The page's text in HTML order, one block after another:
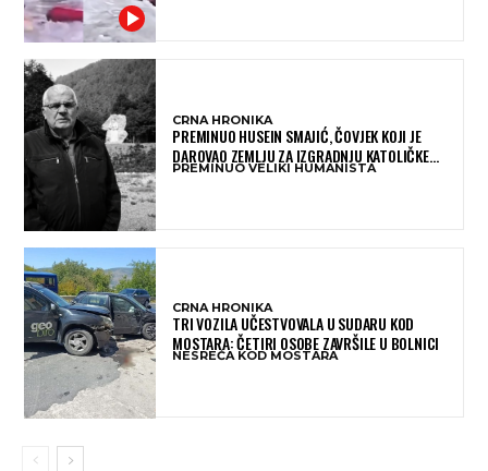
CRNA HRONIKA
PREMINUO HUSEIN SMAJIĆ, ČOVJEK KOJI JE
DAROVAO ZEMLJU ZA IZGRADNJU KATOLIČKE
CRKVE U BUGOJNU
PREMINUO VELIKI HUMANISTA
CRNA HRONIKA
TRI VOZILA UČESTVOVALA U SUDARU KOD
MOSTARA: ČETIRI OSOBE ZAVRŠILE U BOLNICI
NESREĆA KOD MOSTARA